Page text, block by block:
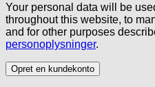
Your personal data will be
throughout this website, to
and for other purposes
personoplysninger.
Opret en kundekonto